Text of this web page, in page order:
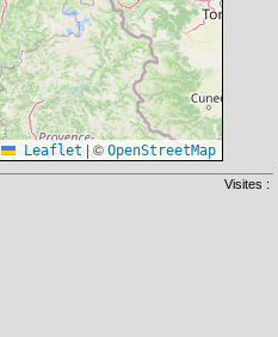
Leaflet |© OpenStreetMap
Visites :